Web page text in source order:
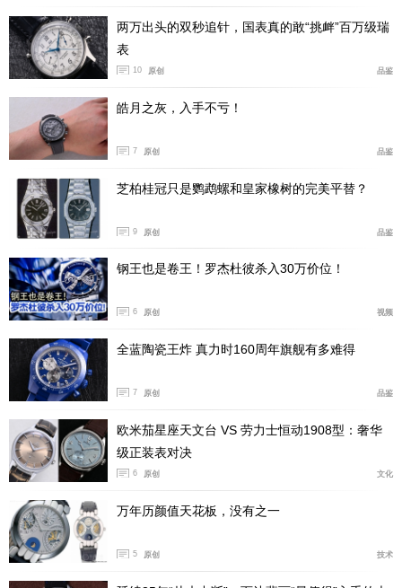
我个人觉得除了让人过目不忘的造型，Gala系列腕表最大
的魅力有三个，分别是盘面的设计，宝石的选取还有链带
的工艺，为了配合表圈的蓝绿彩宝主题，这枚腕表并没有
采用伯爵最擅长的天然矿物石材盘面。
而是采用了微绘珐琅工艺，通过手工微绘的方式在盘面中
呈现出了蓝绿放射状的纹路，高温烧制出来的珐琅盘面在
光影的照射下，和周围镶嵌的宝石一样非常闪耀夺目。
两万出头的双秒追针，国表真的敢“挑衅”百万级瑞
表
10 原创 品鉴
皓月之灰，入手不亏！
7 原创 品鉴
芝柏桂冠只是鹦鹉螺和皇家橡树的完美平替？
9 原创 品鉴
钢王也是卷王！罗杰杜彼杀入30万价位！
6 原创 视频
全蓝陶瓷王炸 真力时160周年旗舰有多难得
7 原创 品鉴
欧米茄星座天文台 VS 劳力士恒动1908型：奢华
级正装表对决
6 原创 文化
万年历颜值天花板，没有之一
5 原创 技术